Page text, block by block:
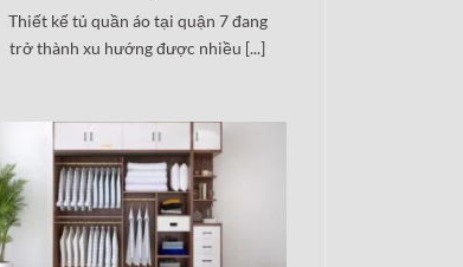
Thiết kế tủ quần áo tại quận 7 đang
trở thành xu hướng được nhiều [...]